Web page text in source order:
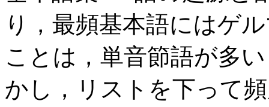
り，最頻基本語にはゲ
ことは，単音節語が多
かし，リストを下って